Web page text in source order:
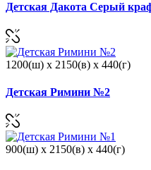
Детская Дакота Серый
1200(ш) x 2150(в) x 440(г)
Детская Римини №2
900(ш) x 2150(в) x 440(г)